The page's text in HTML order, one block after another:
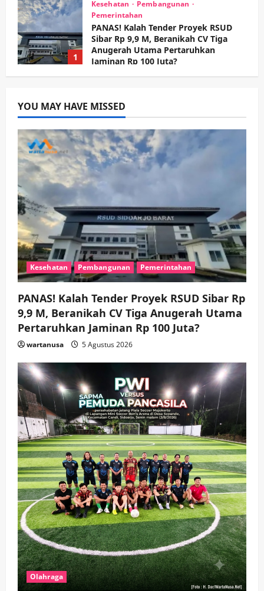
2
Olahraga
Adu Taktik di Atas Rumput Sintetis:
PWI dan Sapma PP Sidoarjo
Memanaskan Mesin Menuju Piala
Soccer
wartanusa 5 Agustus 2026
3
Tumplek Blek di Bazar Rakyat Jalan
Jambu, Borong Kuliner UMKM Sambil
Nonton Jaranan!
wartanusa 4 Agustus 2026
4
Keagamaan Pemerintahan
Pemkab Sidoarjo & Muhammadiyah
Sinergi Permudah Perizinan, Wakaf,
hingga Hibah
wartanusa 4 Agustus 2026
Keagamaan Pemerintahan
Hadir di Pengajian Qurrota A’yun,
Wabup Sidoarjo Minta Doa Jamaah
Agar Tetap Amanah Memimpin
YOU MAY HAVE MISSED
Kesehatan Pembangunan Pemerintahan
PANAS! Kalah Tender Proyek RSUD Sibar Rp
9,9 M, Beranikah CV Tiga Anugerah Utama
Pertaruhkan Jaminan Rp 100 Juta?
wartanusa 5 Agustus 2026
Olahraga